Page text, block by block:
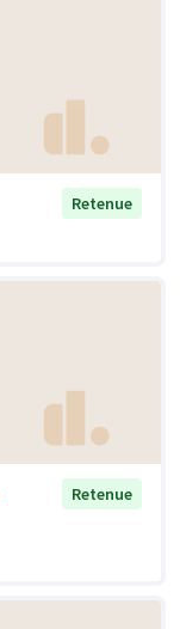
Retenue
Retenue